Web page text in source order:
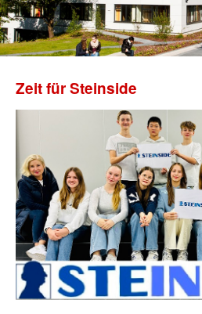
Zeit für Steinside